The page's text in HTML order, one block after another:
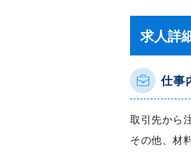
求人詳
仕事
取引先から
その他、材